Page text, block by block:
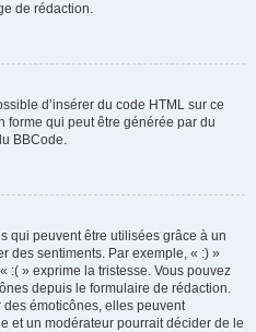
de rédaction.
d’insérer du code HTML sur ce
forme qui peut être générée par du
BBCode.
qui peuvent être utilisées grâce à un
des sentiments. Par exemple, « :) »
:( » exprime la tristesse. Vous pouvez
depuis le formulaire de rédaction.
émoticônes, elles peuvent
et un modérateur pourrait décider de le